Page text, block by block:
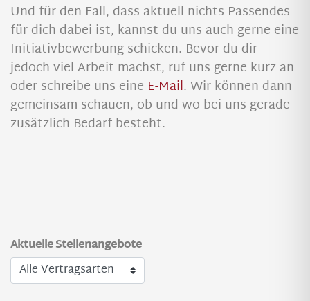
Und für den Fall, dass aktuell nichts Passendes
für dich dabei ist, kannst du uns auch gerne eine
Initiativbewerbung schicken. Bevor du dir
jedoch viel Arbeit machst, ruf uns gerne kurz an
oder schreibe uns eine E-Mail. Wir können dann
gemeinsam schauen, ob und wo bei uns gerade
zusätzlich Bedarf besteht.
Aktuelle Stellenangebote